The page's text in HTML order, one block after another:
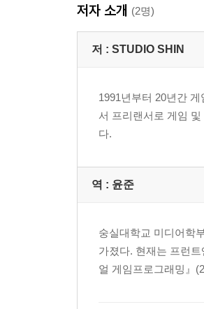
저자 소개 (2명)
저 : STUDIO SHIN
1991년부터 20년간
서 프리랜서로 게임
다.
역 : 윤준
숭실대학교 미디어학
가졌다. 현재는 프런
얼 게임프로그래밍』